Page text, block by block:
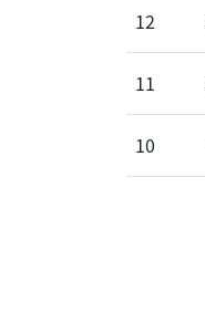
12
11
10